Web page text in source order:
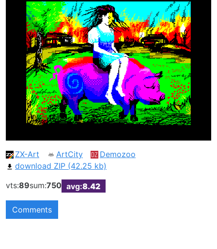
ZX-Art ArtCity
Demozoo
download ZIP (42.25 kb)
vts:89sum:750 avg:8.42
Comments